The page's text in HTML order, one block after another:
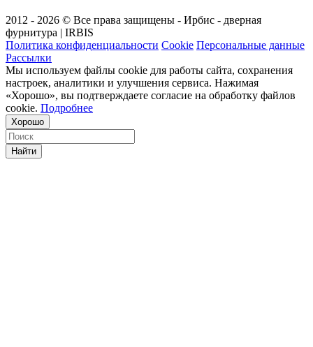
2012 - 2026 © Все права защищены - Ирбис - дверная
фурнитура | IRBIS
Политика конфиденциальности Cookie Персональные данные
Рассылки
Мы используем файлы cookie для работы сайта, сохранения
настроек, аналитики и улучшения сервиса. Нажимая
«Хорошо», вы подтверждаете согласие на обработку файлов
cookie. Подробнее
Хорошо
Найти